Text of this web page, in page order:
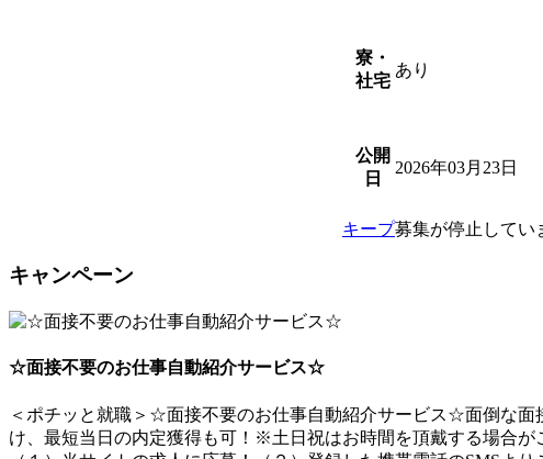
寮・
社宅
あり
公開
日
2026年03月23日
キープ募集が停止してい
キャンペーン
☆面接不要のお仕事自動紹介サービス☆
＜ポチッと就職＞☆面接不要のお仕事自動紹介サービス☆面倒な面
け、最短当日の内定獲得も可！※土日祝はお時間を頂戴する場合が